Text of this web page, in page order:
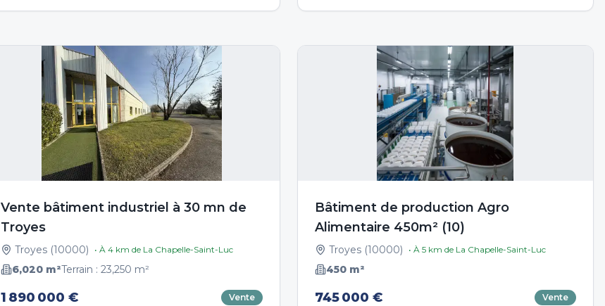
Vente bâtiment industriel à 30 mn de
Troyes
Troyes (10000) • À4 km de La Chapelle-Saint-Luc
6,020 m²Terrain :23,250 m²
1 890 000 € Vente
Bâtiment de production Agro
Alimentaire 450m² (10)
Troyes(10000) • À 5km de La Chapelle-Saint-Luc
450m²
745 000 € Vente